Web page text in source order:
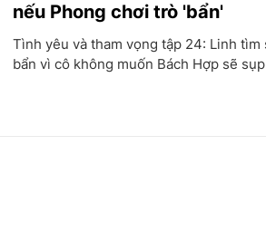
nếu Phong chơi trò 'bẩn'
Tình yêu và tham vọng tập 24: Linh
bẩn vì cô không muốn Bách Hợp sẽ